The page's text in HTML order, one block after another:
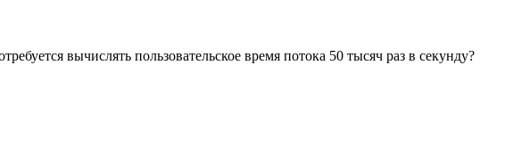
вычислять пользовательское время потока 50 тысяч раз в секунду?